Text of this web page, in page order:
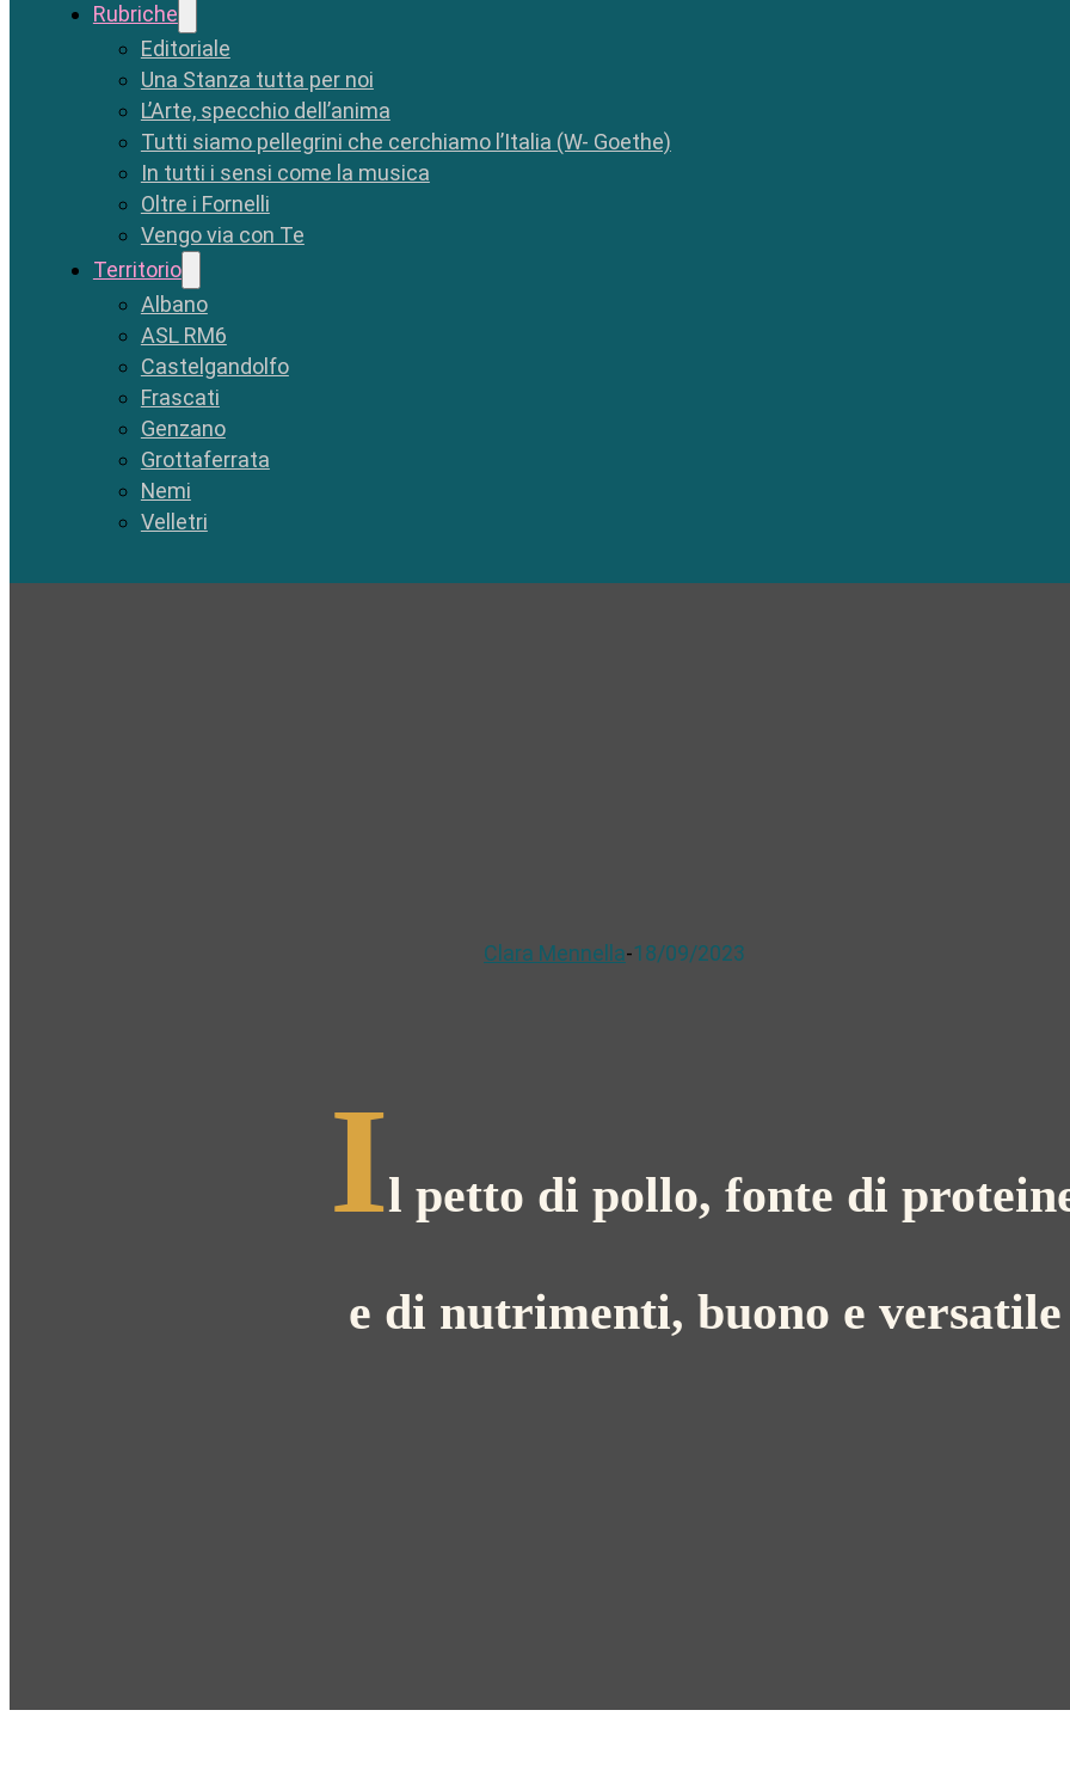
Rubriche
Editoriale
Una Stanza tutta per noi
L’Arte, specchio dell’anima
Tutti siamo pellegrini che cerchiamo l’Italia (W- Goethe)
In tutti i sensi come la musica
Oltre i Fornelli
Vengo via con Te
Territorio
Albano
ASL RM6
Castelgandolfo
Frascati
Genzano
Grottaferrata
Nemi
Velletri
Clara Mennella-18/09/2023
Il petto di pollo, fonte di
e di nutrimenti, buono e versatile